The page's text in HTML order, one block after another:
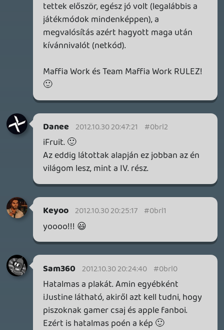
Delta squad #0brkp
YES!:) Jaj de várom az újabb infókat!
HUN Gabcsika 2012.10.30 18:57:38 #0brko
Annyira jók ezek a GTA promóképek. Sose
értettem, hogy miért nem ebben a grafikai
stílusban készül a sorozat.
macewindu74
Ugy legyen.
Kifogast es kesest nem kerek. :):D:P
Matyiman 2012.10.30 18:53:48 #0brkm
Jövő héttől hivatalosan is előrendelhető.
Ezen fog elmenni az érettségim 🙂
drag 2012.10.30 18:45:01 #0brkl